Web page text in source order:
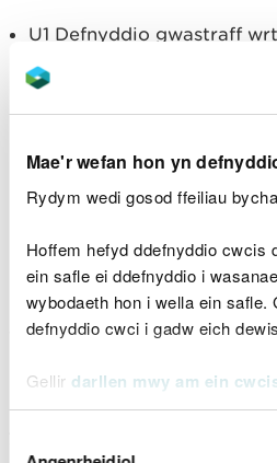
Mae'r wefan hon yn
Rydym wedi gosod ffeiliau
Hoffem hefyd ddefnyddio cwcis
ein safle ei ddefnyddio i
wybodaeth hon i wella ein
defnyddio cwci i gadw eich
Gellir darllen mwy am ein
U1 Defnyddio gwastraff
D7 Llosgi gwastraff yn yr
U10 Gwasgaru gwastraff
S2 Storio gwastraff mewn
S3 Storio slwtsh (2,030)
T6 Trin pren gwastraff a
neu eu malurio (1,610)
Mae adolygiad diweddar o’r
esemptiadau wedi peri i
mwyn ymdrin â throseddau
pherfformiad gwael yn y